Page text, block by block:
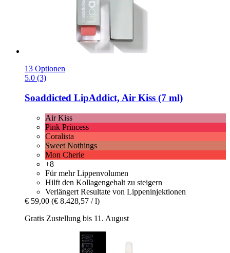
13 Optionen
5.0 (3)
Soaddicted LipAddict, Air Kiss (7 ml)
Air Kiss
Pink Princess
Coralista
Sweet Nothings
Mon Cherie
+8
Für mehr Lippenvolumen
Hilft den Kollagengehalt zu steigern
Verlängert Resultate von Lippeninjektionen
€ 59,00 (€ 8.428,57 / l)
Gratis Zustellung bis 11. August